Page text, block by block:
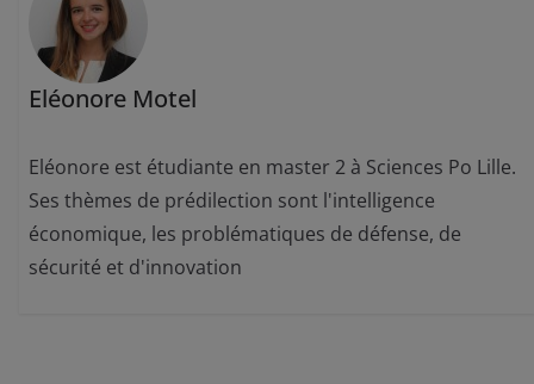
Eléonore Motel
Eléonore est étudiante en master 2 à Sciences Po Lille.
Ses thèmes de prédilection sont l'intelligence
économique, les problématiques de défense, de
sécurité et d'innovation